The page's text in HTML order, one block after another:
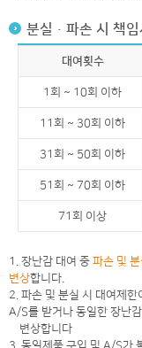
분실ㆍ파손 시 책
대여횟수
1회 ~ 10회 이하
11회 ~ 30회 이하
31회 ~ 50회 이하
51회 ~ 70회 이하
71회 이상
1. 장난감 대여 중 파손 및
변상합니다.
2. 파손 및 분실 시 대여제
A/S를 받거나 동일한 장난
변상합니다
3. 동일제품 구입 및 A/S가